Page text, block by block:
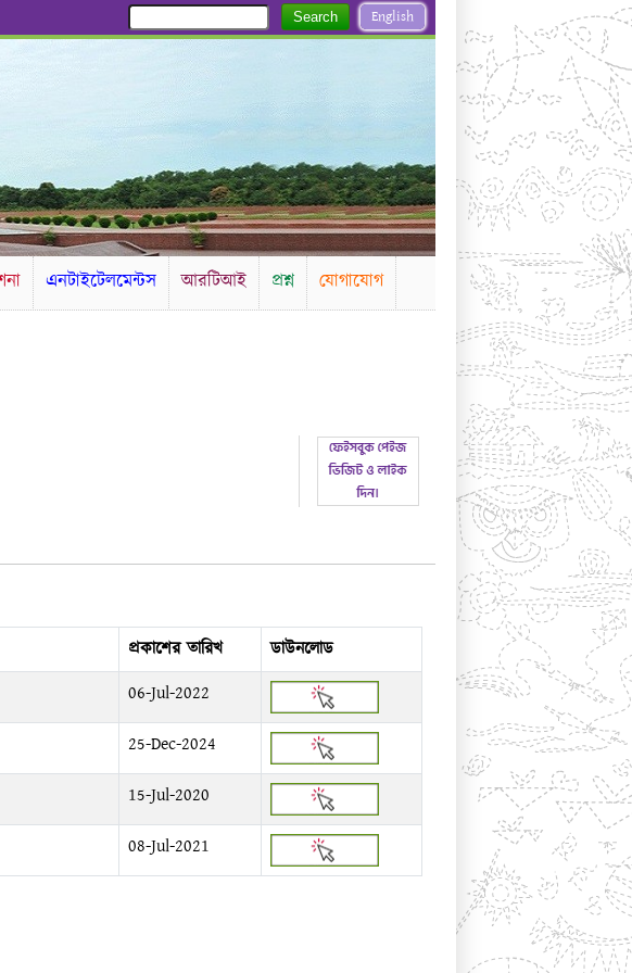
English
Search
এনটাইটেলমেন্টস আরটিআই প্রশ্ন যোগাযোগ
প্রকাশের তারিখ
ডাউনলোড
06-Jul-2022
25-Dec-2024
15-Jul-2020
08-Jul-2021